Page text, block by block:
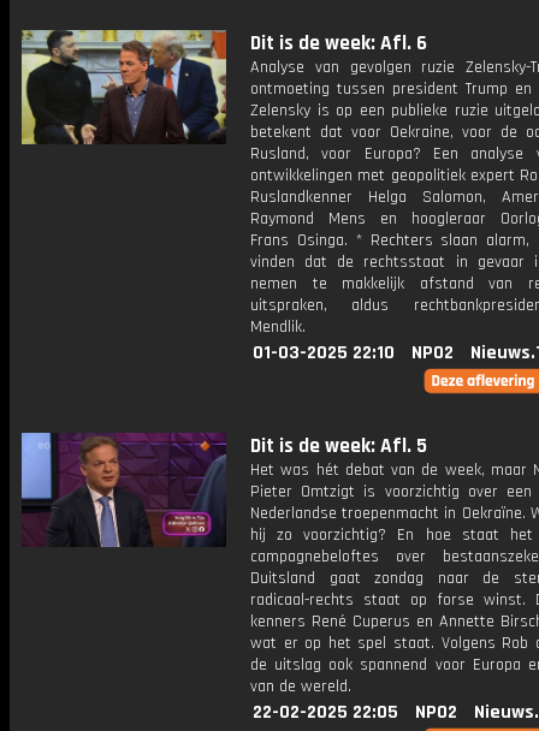
Dit is de week: Afl. 6
Analyse van gevolgen ruzie Zelensky-
ontmoeting tussen president Trump en
Zelensky is op een publieke ruzie
betekent dat voor Oekraine, voor de
Rusland, voor Europa? Een analyse
ontwikkelingen met geopolitiek expert
Ruslandkenner Helga Salomon,
Raymond Mens en hoogleraar
Frans Osinga. * Rechters slaan alarm,
vinden dat de rechtsstaat in gevaar
nemen te makkelijk afstand van
uitspraken, aldus
Mendlik.
01-03-2025 22:10 NPO2
Dit is de week: Afl. 5
Het was hét debat van de week, maar
Pieter Omtzigt is voorzichtig over een
Nederlandse troepenmacht in Oekraïne.
hij zo voorzichtig? En hoe staat
campagnebeloftes over
Duitsland gaat zondag naar de
radicaal-rechts staat op forse winst.
kenners René Cuperus en Annette
wat er op het spel staat. Volgens Rob
de uitslag ook spannend voor Europa
van de wereld.
22-02-2025 22:05 NPO2